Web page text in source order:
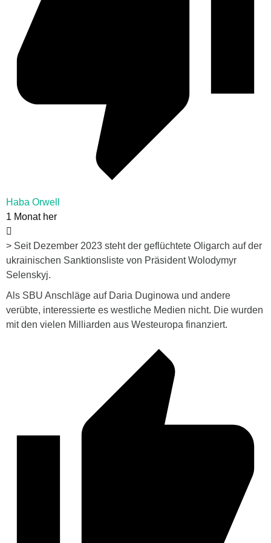
Haba Orwell
1 Monat her
> Seit Dezember 2023 steht der geflüchtete Oligarch auf der
ukrainischen Sanktionsliste von Präsident Wolodymyr
Selenskyj.
Als SBU Anschläge auf Daria Duginowa und andere
verübte, interessierte es westliche Medien nicht. Die wurden
mit den vielen Milliarden aus Westeuropa finanziert.